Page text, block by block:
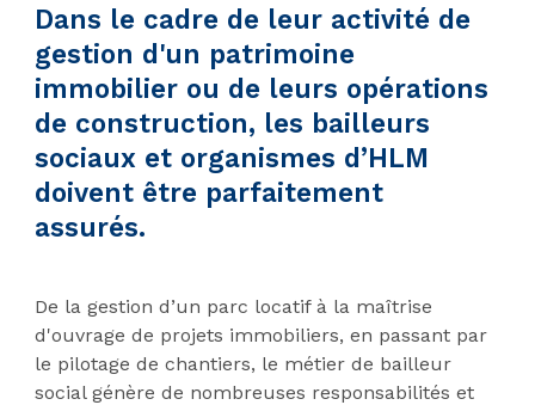
Dans le cadre de leur activité de
gestion d'un patrimoine
immobilier ou de leurs opérations
de construction, les bailleurs
sociaux et organismes d’HLM
doivent être parfaitement
assurés.
De la gestion d’un parc locatif à la maîtrise
d'ouvrage de projets immobiliers, en passant par
le pilotage de chantiers, le métier de bailleur
social génère de nombreuses responsabilités et